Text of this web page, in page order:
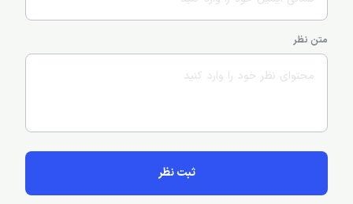
متن نظر
ثبت نظر